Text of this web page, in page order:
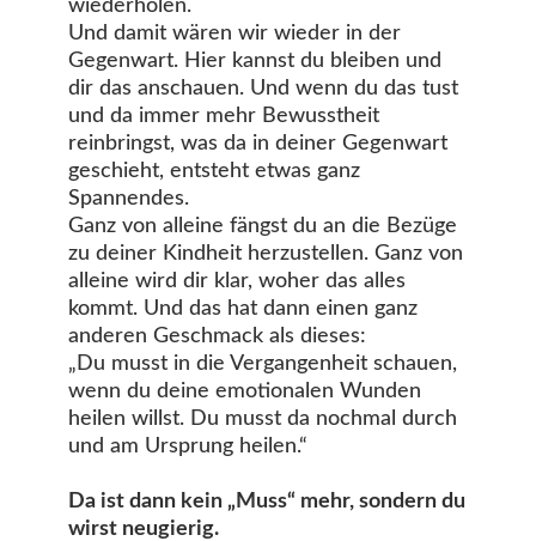
wiederholen.
Und damit wären wir wieder in der
Gegenwart. Hier kannst du bleiben und
dir das anschauen. Und wenn du das tust
und da immer mehr Bewusstheit
reinbringst, was da in deiner Gegenwart
geschieht, entsteht etwas ganz
Spannendes.
Ganz von alleine fängst du an die Bezüge
zu deiner Kindheit herzustellen. Ganz von
alleine wird dir klar, woher das alles
kommt. Und das hat dann einen ganz
anderen Geschmack als dieses:
„Du musst in die Vergangenheit schauen,
wenn du deine emotionalen Wunden
heilen willst. Du musst da nochmal durch
und am Ursprung heilen.“
Da ist dann kein „Muss“ mehr, sondern du
wirst neugierig.